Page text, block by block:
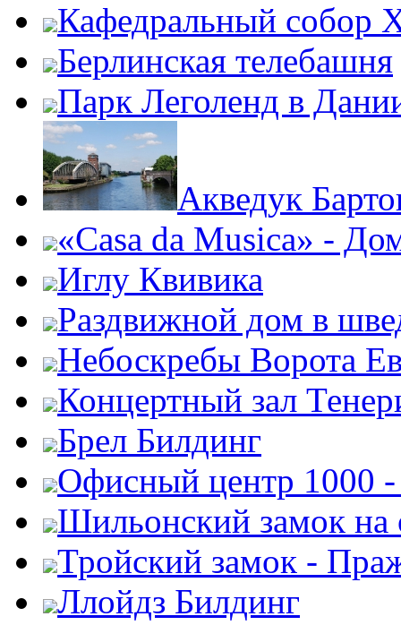
Кафедральный собор
Берлинская телебашня
Парк Леголенд в
Акведук
«Casa da Musica» -
Иглу Квивика
Раздвижной дом в
Небоскребы Ворота
Концертный зал
Брел Билдинг
Офисный центр 1000 -
Шильонский замок на
Тройский замок -
Ллойдз Билдинг